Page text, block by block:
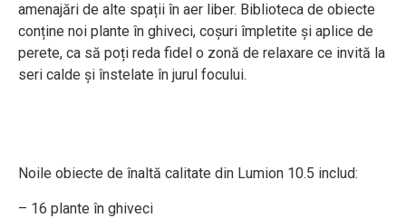
amenajări de alte spații în aer liber. Biblioteca de obiecte
conține noi plante în ghiveci, coșuri împletite și aplice de
perete, ca să poți reda fidel o zonă de relaxare ce invită la
seri calde și înstelate în jurul focului.
Noile obiecte de înaltă calitate din Lumion 10.5 includ:
– 16 plante în ghiveci